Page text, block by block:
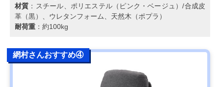
材質 ：スチール、ポリエステル（ピンク・ベージュ）/合成皮
革（黒）、ウレタンフォーム、天然木（ポプラ）
耐荷重 ：約100kg
網村さんおすすめ④